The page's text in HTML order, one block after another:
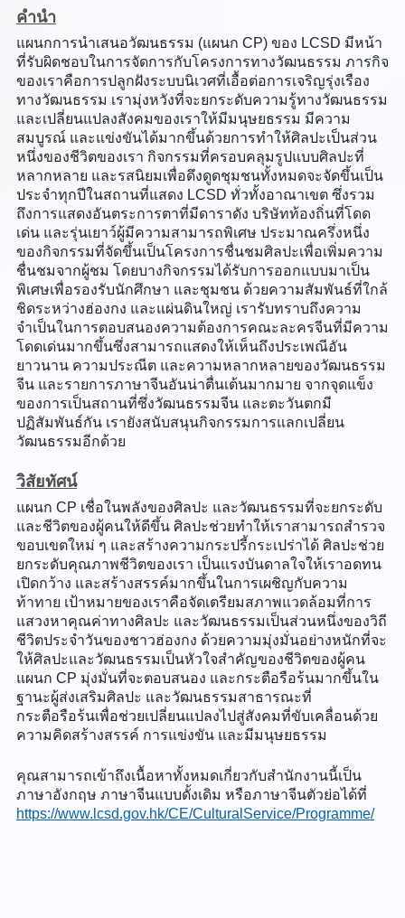
คำนำ
แผนกการนำเสนอวัฒนธรรม (แผนก CP) ของ LCSD มีหน้า
ที่รับผิดชอบในการจัดการกับโครงการทางวัฒนธรรม ภารกิจ
ของเราคือการปลูกฝังระบบนิเวศที่เอื้อต่อการเจริญรุ่งเรือง
ทางวัฒนธรรม เรามุ่งหวังที่จะยกระดับความรู้ทางวัฒนธรรม
และเปลี่ยนแปลงสังคมของเราให้มีมนุษยธรรม มีความ
สมบูรณ์ และแข่งขันได้มากขึ้นด้วยการทำให้ศิลปะเป็นส่วน
หนึ่งของชีวิตของเรา กิจกรรมที่ครอบคลุมรูปแบบศิลปะที่
หลากหลาย และรสนิยมเพื่อดึงดูดชุมชนทั้งหมดจะจัดขึ้นเป็น
ประจำทุกปีในสถานที่แสดง LCSD ทั่วทั้งอาณาเขต ซึ่งรวม
ถึงการแสดงอันตระการตาที่มีดาราดัง บริษัทท้องถิ่นที่โดด
เด่น และรุ่นเยาว์ผู้มีความสามารถพิเศษ ประมาณครึ่งหนึ่ง
ของกิจกรรมที่จัดขึ้นเป็นโครงการชื่นชมศิลปะเพื่อเพิ่มความ
ชื่นชมจากผู้ชม โดยบางกิจกรรมได้รับการออกแบบมาเป็น
พิเศษเพื่อรองรับนักศึกษา และชุมชน ด้วยความสัมพันธ์ที่ใกล้
ชิดระหว่างฮ่องกง และแผ่นดินใหญ่ เรารับทราบถึงความ
จำเป็นในการตอบสนองความต้องการคณะละครจีนที่มีความ
โดดเด่นมากขึ้นซึ่งสามารถแสดงให้เห็นถึงประเพณีอัน
ยาวนาน ความประณีต และความหลากหลายของวัฒนธรรม
จีน และรายการภาษาจีนอันน่าตื่นเต้นมากมาย จากจุดแข็ง
ของการเป็นสถานที่ซึ่งวัฒนธรรมจีน และตะวันตกมี
ปฏิสัมพันธ์กัน เรายังสนับสนุนกิจกรรมการแลกเปลี่ยน
วัฒนธรรมอีกด้วย
วิสัยทัศน์
แผนก CP เชื่อในพลังของศิลปะ และวัฒนธรรมที่จะยกระดับ
และชีวิตของผู้คนให้ดีขึ้น ศิลปะช่วยทำให้เราสามารถสำรวจ
ขอบเขตใหม่ ๆ และสร้างความกระปรี้กระเปร่าได้ ศิลปะช่วย
ยกระดับคุณภาพชีวิตของเรา เป็นแรงบันดาลใจให้เราอดทน
เปิดกว้าง และสร้างสรรค์มากขึ้นในการเผชิญกับความ
ท้าทาย เป้าหมายของเราคือจัดเตรียมสภาพแวดล้อมที่การ
แสวงหาคุณค่าทางศิลปะ และวัฒนธรรมเป็นส่วนหนึ่งของวิถี
ชีวิตประจำวันของชาวฮ่องกง ด้วยความมุ่งมั่นอย่างหนักที่จะ
ให้ศิลปะและวัฒนธรรมเป็นหัวใจสำคัญของชีวิตของผู้คน
แผนก CP มุ่งมั่นที่จะตอบสนอง และกระตือรือร้นมากขึ้นใน
ฐานะผู้ส่งเสริมศิลปะ และวัฒนธรรมสาธารณะที่
กระตือรือร้นเพื่อช่วยเปลี่ยนแปลงไปสู่สังคมที่ขับเคลื่อนด้วย
ความคิดสร้างสรรค์ การแข่งขัน และมีมนุษยธรรม
คุณสามารถเข้าถึงเนื้อหาทั้งหมดเกี่ยวกับสำนักงานนี้เป็น
ภาษาอังกฤษ ภาษาจีนแบบดั้งเดิม หรือภาษาจีนตัวย่อได้ที่
https://www.lcsd.gov.hk/CE/CulturalService/Programme/